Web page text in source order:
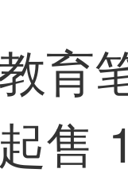
育
售